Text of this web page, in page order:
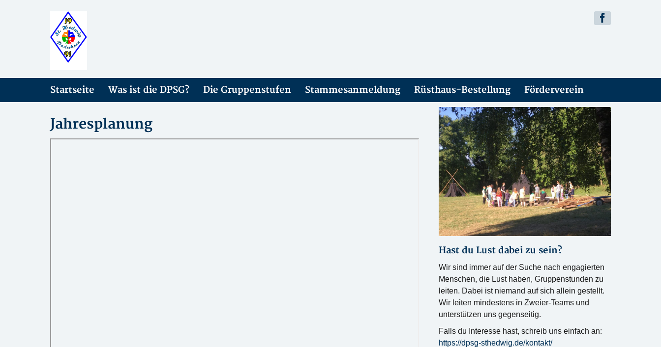
Startseite Was ist die DPSG? Die Gruppenstufen Stammesanmeldung Rüsthaus-Bestellung Förderverein
Jahresplanung
Hast du Lust dabei zu sein?
Wir sind immer auf der Suche nach engagierten
Menschen, die Lust haben, Gruppenstunden zu
leiten. Dabei ist niemand auf sich allein gestellt.
Wir leiten mindestens in Zweier-Teams und
unterstützen uns gegenseitig.
Falls du Interesse hast, schreib uns einfach an:
https://dpsg-sthedwig.de/kontakt/